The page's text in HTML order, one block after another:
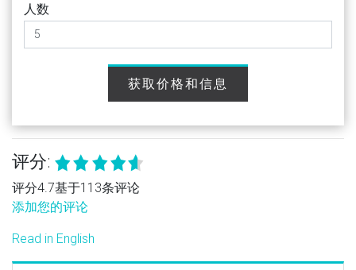
人数
获取价格和信息
评分:
评分4.7基于113条评论
添加您的评论
Read in English